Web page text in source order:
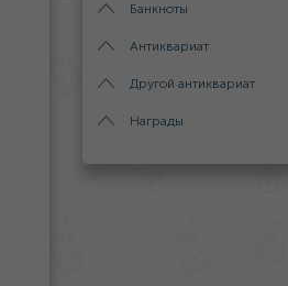
Банкноты
Антиквариат
Другой антиквариат
Награды